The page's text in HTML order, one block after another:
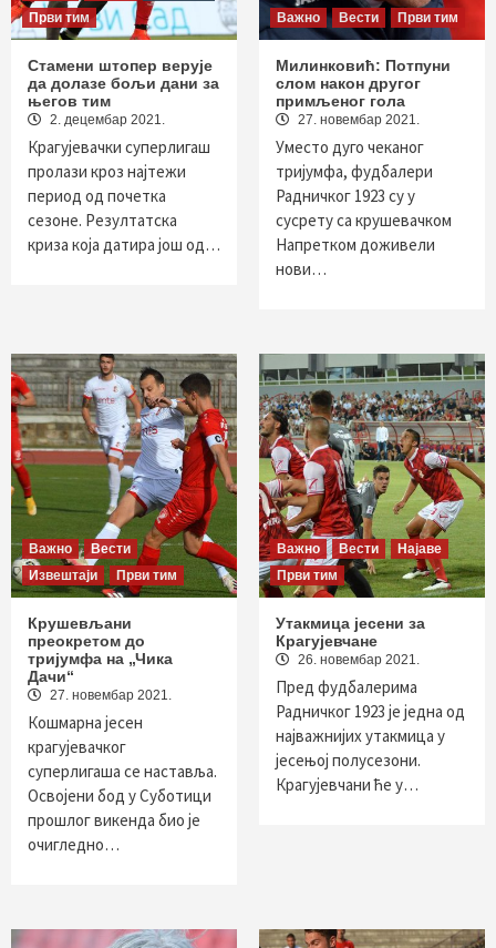
Први тим
Стамени штопер верује
да долазе бољи дани за
његов тим
2. децембар 2021.
Крагујевачки суперлигаш
пролази кроз најтежи
период од почетка
сезоне. Резултатска
криза која датира још од…
Важно Вести Први тим
Милинковић: Потпуни
слом након другог
примљеног гола
27. новембар 2021.
Уместо дуго чеканог
тријумфа, фудбалери
Радничког 1923 су у
сусрету са крушевачком
Напретком доживели
нови…
Важно
Вести
Извештаји
Први тим
Крушевљани
преокретом до
тријумфа на „Чика
Дачи“
27. новембар 2021.
Кошмарна јесен
крагујевачког
суперлигаша се наставља.
Освојени бод у Суботици
прошлог викенда био је
очигледно…
Важно Вести
Најаве
Први тим
Утакмица јесени за
Крагујевчане
26. новембар 2021.
Пред фудбалерима
Радничког 1923 је једна од
најважнијих утакмица у
јесењој полусезони.
Крагујевчани ће у…